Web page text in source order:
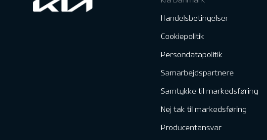
Handelsbetingelser
Cookiepolitik
Persondatapolitik
Samarbejdspartnere
Samtykke til markedsføring
Nej tak til markedsføring
Producentansvar